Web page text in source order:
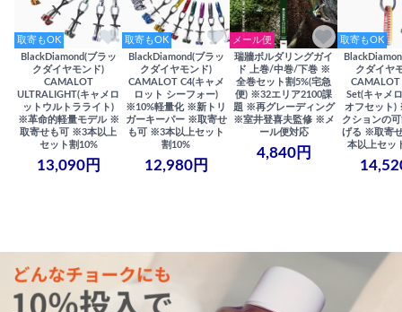
取寄もOK
BlackDiamond(ブラッ
クダイヤモンド)
CAMALOT
ULTRALIGHT(キャメロ
ットウルトラライト)
※革命的軽量モデル ※
取寄せも可 ※3本以上
セット割10%
13,090円
取寄もOK
BlackDiamond(ブラッ
クダイヤモンド)
CAMALOT C4(キャメ
ロット シーフォー)
※10%軽量化 ※新トリ
ガーキーパー ※取寄せ
も可 ※3本以上セット
割10%
12,980円
メール便
瑞牆ボルダリングガイ
ド 上巻/中巻/下巻 ※
全巻セット割5%(宅急
便) ※32エリア2100課
題 ※再グレーディング
※室井登喜夫監修 ※メ
ール便対応
4,840円
取寄もOK
クダイヤ
Set(キャメ
オフセット)
クションの
げる ※取寄
本以上セッ